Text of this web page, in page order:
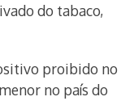
do tabaco,
proibido no
no país do